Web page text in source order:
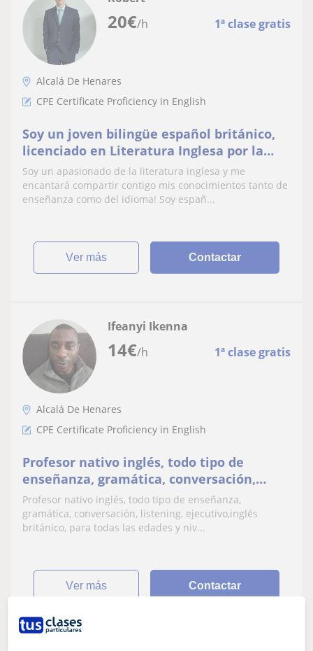
20€/h 1ª clase gratis
Alcalá De Henares
CPE Certificate Proficiency in English
Soy un joven bilingüe español británico,
licenciado en Literatura Inglesa por la
Universidad de Cardiff. Soy un ávido lector
Soy un apasionado de la literatura inglesa y me
encantará compartir contigo mis conocimientos tanto de
enseñanza como del idioma! Soy españ...
ver más Contactar
14€/h 1ª clase gratis
Ifeanyi Ikenna
Alcalá De Henares
CPE Certificate Proficiency in English
Profesor nativo inglés, todo tipo de
enseñanza, gramática, conversación,
listening, ejecutivo,inglés británico, para
todas las edades y niveles. Ayudo a
preparar cualquier prueba o examen
Profesor nativo inglés, todo tipo de enseñanza,
gramática, conversación, listening, ejecutivo,inglés
británico, para todas las edades y niv...
ver más Contactar